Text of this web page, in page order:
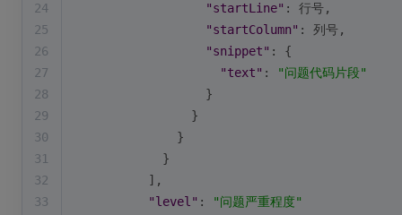
24
"startLine" : 行号,
25
"startColumn" : 列号,
26
"snippet" : {
27
"text" :
"问题代码片段"
28
                  }
29
                }
30
              }
31
            }
32
          ],
33
"level" :
"问题严重程度"